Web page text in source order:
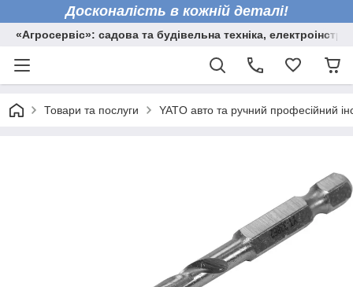
Досконалість в кожній деталі!
«Агросервіс»: садова та будівельна техніка,
Товари та послуги YATO авто та ручний професійний